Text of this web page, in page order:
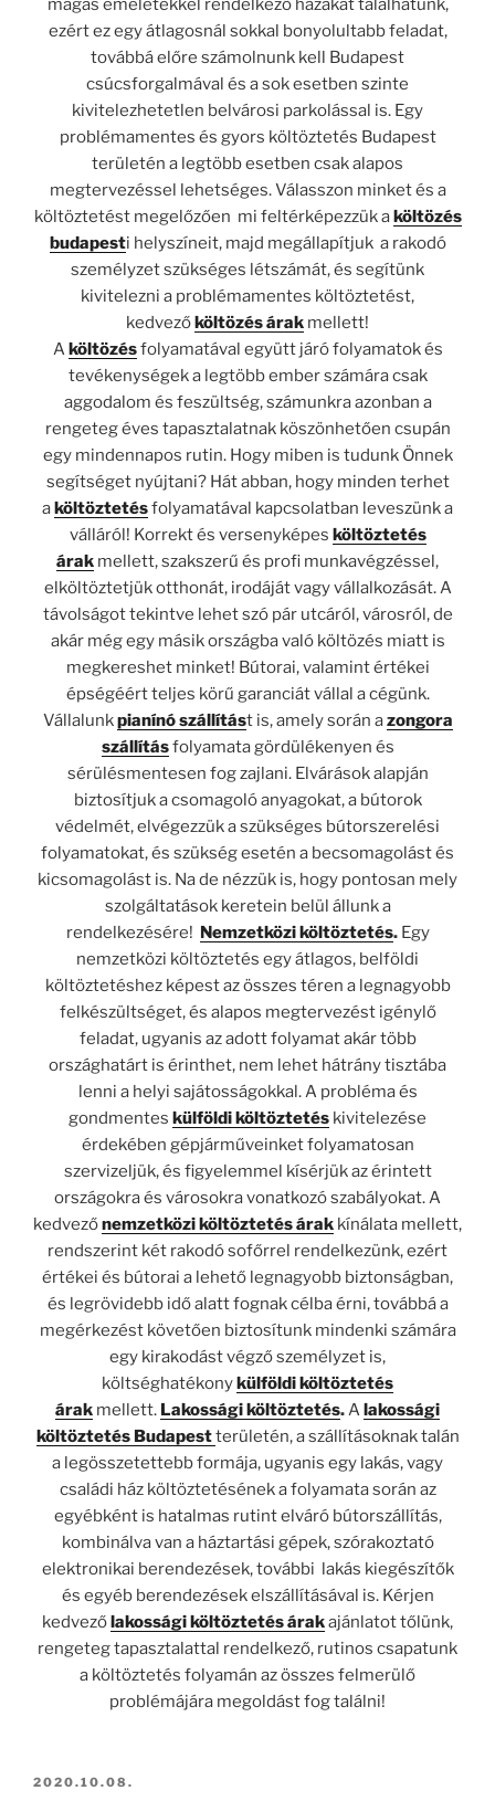
magas emeletekkel rendelkező házakat találhatunk,
ezért ez egy átlagosnál sokkal bonyolultabb feladat,
továbbá előre számolnunk kell Budapest
csúcsforgalmával és a sok esetben szinte
kivitelezhetetlen belvárosi parkolással is. Egy
problémamentes és gyors költöztetés Budapest
területén a legtöbb esetben csak alapos
megtervezéssel lehetséges. Válasszon minket és a
költöztetést megelőzően mi feltérképezzük aköltözés
budapesti helyszíneit, majd megállapítjuk a rakodó
személyzet szükséges létszámát, és segítünk
kivitelezni a problémamentes költöztetést,
kedvezőköltözés árak mellett!
Aköltözésfolyamatával együtt járó folyamatok és
tevékenységek a legtöbb ember számára csak
aggodalom és feszültség, számunkra azonban a
rengeteg éves tapasztalatnak köszönhetően csupán
egy mindennapos rutin. Hogy miben is tudunk Önnek
segítséget nyújtani? Hát abban, hogy minden terhet
aköltöztetésfolyamatával kapcsolatban leveszünk a
válláról! Korrekt és versenyképes költöztetés
árak mellett, szakszerű és profi munkavégzéssel,
elköltöztetjük otthonát, irodáját vagy vállalkozását. A
távolságot tekintve lehet szó pár utcáról, városról, de
akár még egy másik országba való költözés miatt is
megkereshet minket! Bútorai, valamint értékei
épségéért teljes körű garanciát vállal a cégünk.
Vállalunkpianínó szállítást is, amely során azongora
szállításfolyamata gördülékenyen és
sérülésmentesen fog zajlani. Elvárások alapján
biztosítjuk a csomagoló anyagokat, a bútorok
védelmét, elvégezzük a szükséges bútorszerelési
folyamatokat, és szükség esetén a becsomagolást és
kicsomagolást is. Na de nézzük is, hogy pontosan mely
szolgáltatások keretein belül állunk a
rendelkezésére! Nemzetközi költöztetés. Egy
nemzetközi költöztetés egy átlagos, belföldi
költöztetéshez képest az összes téren a legnagyobb
felkészültséget, és alapos megtervezést igénylő
feladat, ugyanis az adott folyamat akár több
országhatárt is érinthet, nem lehet hátrány tisztába
lenni a helyi sajátosságokkal. A probléma és
gondmentes külföldi költöztetés kivitelezése
érdekében gépjárműveinket folyamatosan
szervizeljük, és figyelemmel kísérjük az érintett
országokra és városokra vonatkozó szabályokat. A
kedvezőnemzetközi költöztetés árak kínálata mellett,
rendszerint két rakodó sofőrrel rendelkezünk, ezért
értékei és bútorai a lehető legnagyobb biztonságban,
és legrövidebb idő alatt fognak célba érni, továbbá a
megérkezést követően biztosítunk mindenki számára
egy kirakodást végző személyzet is,
költséghatékonykülföldi költöztetés
árak mellett. Lakossági költöztetés.Alakossági
költöztetés Budapestterületén, a szállításoknak talán
a legösszetettebb formája, ugyanis egy lakás, vagy
családi ház költöztetésének a folyamata során az
egyébként is hatalmas rutint elváró bútorszállítás,
kombinálva van a háztartási gépek, szórakoztató
elektronikai berendezések, további lakás kiegészítők
és egyéb berendezések elszállításával is. Kérjen
kedvezőlakossági költöztetés árakajánlatot tőlünk,
rengeteg tapasztalattal rendelkező, rutinos csapatunk
a költöztetés folyamán az összes felmerülő
problémájára megoldást fog találni!
BEKÜLDVE:
2020.10.08.